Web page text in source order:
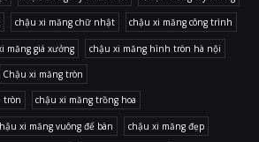
chậu xi măng chữ nhật chậu xi măng công trình
măng giá xưởng chậu xi măng hình tròn hà nội
Chậu xi măng tròn
tròn chậu xi măng trồng hoa
xi măng vuông để bàn chậu xi măng đẹp